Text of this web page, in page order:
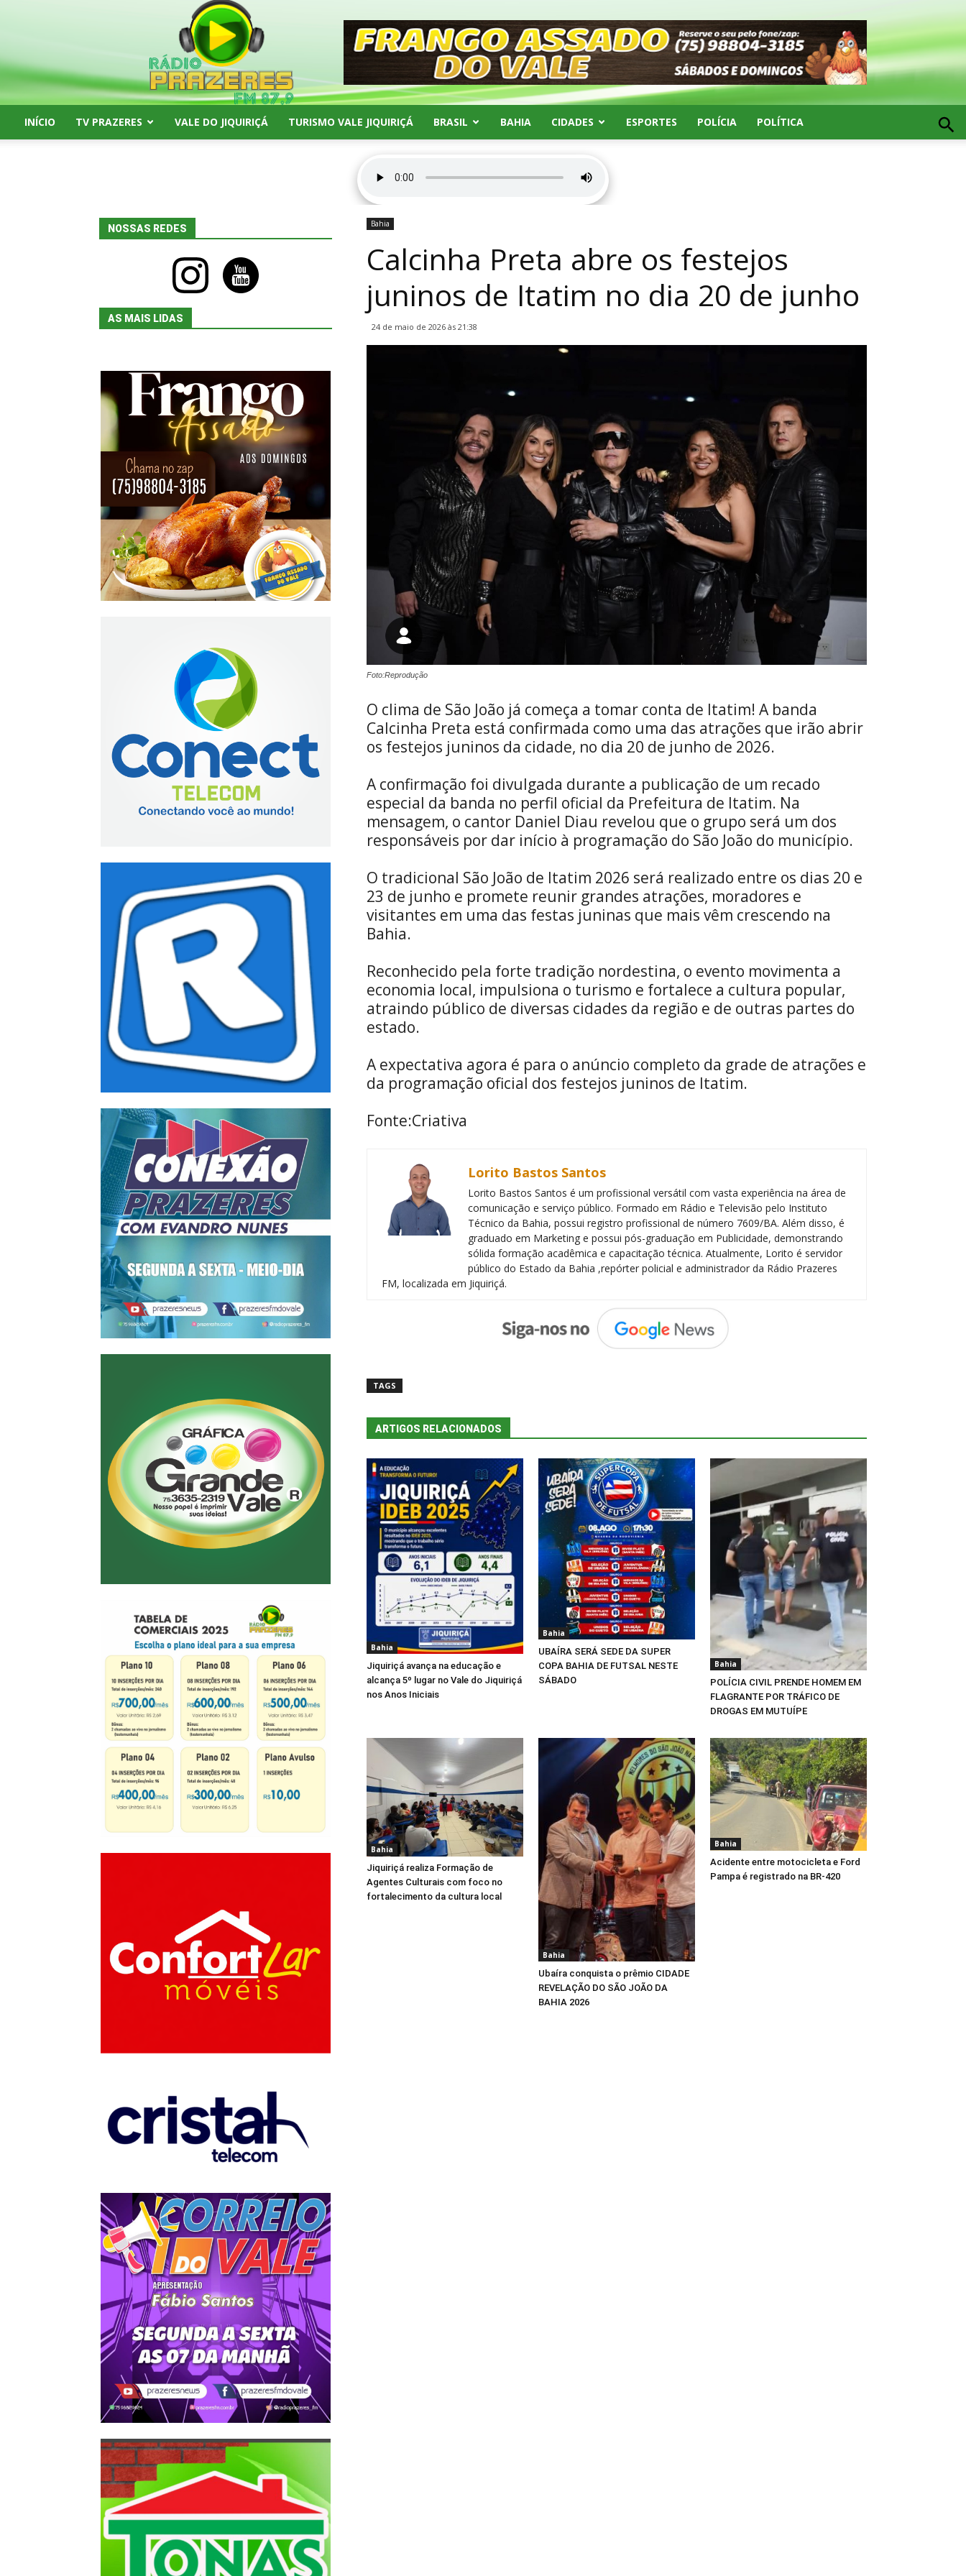
INÍCIO TV PRAZERES VALE DO JIQUIRIÇÁ TURISMO VALE JIQUIRIÇÁ BRASIL BAHIA CIDADES ESPORTES POLÍCIA POLÍTICA
Bahia
Calcinha Preta abre os festejos
juninos de Itatim no dia 20 de junho
24 de maio de 2026 às 21:38
Foto:Reprodução
O clima de São João já começa a tomar conta de Itatim! A banda
Calcinha Preta está confirmada como uma das atrações que irão abrir
os festejos juninos da cidade, no dia 20 de junho de 2026.
A confirmação foi divulgada durante a publicação de um recado
especial da banda no perfil oficial da Prefeitura de Itatim. Na
mensagem, o cantor Daniel Diau revelou que o grupo será um dos
responsáveis por dar início à programação do São João do município.
O tradicional São João de Itatim 2026 será realizado entre os dias 20 e
23 de junho e promete reunir grandes atrações, moradores e
visitantes em uma das festas juninas que mais vêm crescendo na
Bahia.
Reconhecido pela forte tradição nordestina, o evento movimenta a
economia local, impulsiona o turismo e fortalece a cultura popular,
atraindo público de diversas cidades da região e de outras partes do
estado.
A expectativa agora é para o anúncio completo da grade de atrações e
da programação oficial dos festejos juninos de Itatim.
Fonte:Criativa
Lorito Bastos Santos
Lorito Bastos Santos é um profissional versátil com vasta experiência na área de
comunicação e serviço público. Formado em Rádio e Televisão pelo Instituto
Técnico da Bahia, possui registro profissional de número 7609/BA. Além disso, é
graduado em Marketing e possui pós-graduação em Publicidade, demonstrando
sólida formação acadêmica e capacitação técnica. Atualmente, Lorito é servidor
público do Estado da Bahia ,repórter policial e administrador da Rádio Prazeres
FM, localizada em Jiquiriçá.
TAGS
ARTIGOS RELACIONADOS
Bahia
Jiquiriçá avança na educação e
alcança 5º lugar no Vale do Jiquiriçá
nos Anos Iniciais
Bahia
UBAÍRA SERÁ SEDE DA SUPER
COPA BAHIA DE FUTSAL NESTE
SÁBADO
Bahia
POLÍCIA CIVIL PRENDE HOMEM EM
FLAGRANTE POR TRÁFICO DE
DROGAS EM MUTUÍPE
Bahia
Jiquiriçá realiza Formação de
Agentes Culturais com foco no
fortalecimento da cultura local
Bahia
Ubaíra conquista o prêmio CIDADE
REVELAÇÃO DO SÃO JOÃO DA
BAHIA 2026
Bahia
Acidente entre motocicleta e Ford
Pampa é registrado na BR-420
NOSSAS REDES
instagram youtube
AS MAIS LIDAS